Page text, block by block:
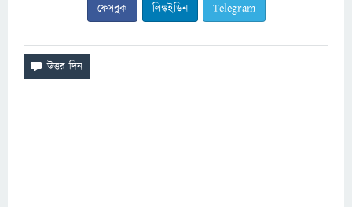
ফেসবুক লিঙ্কইডিন Telegram